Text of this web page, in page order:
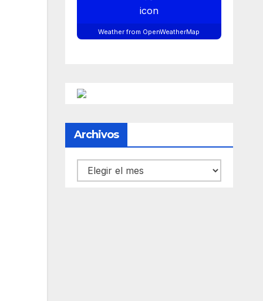
Weather from OpenWeatherMap
Archivos
Archivos